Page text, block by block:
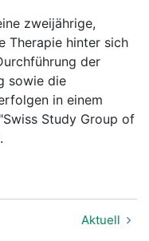
zweijährige,
Therapie hinter sich
der
sowie die
in einem
Study Group of
Aktuell